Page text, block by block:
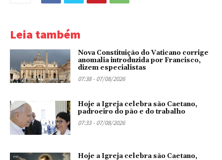
Leia também
Nova Constituição do Vaticano corrige
anomalia introduzida por Francisco,
dizem especialistas
07:38 - 07/08/2026
Hoje a Igreja celebra são Caetano,
padroeiro do pão e do trabalho
07:33 - 07/08/2026
Hoje a Igreja celebra são Caetano,